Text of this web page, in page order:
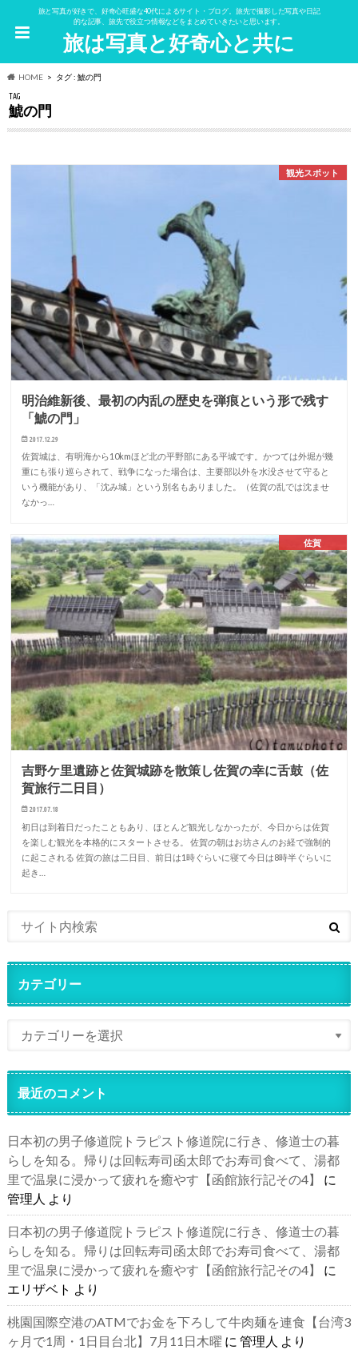
旅と写真が好きで、好奇心旺盛な40代によるサイト・ブログ。旅先で撮影した写真や日記
的な記事、旅先で役立つ情報などをまとめていきたいと思います。
旅は写真と好奇心と共に
HOME タグ : 鯱の門
TAG
鯱の門
観光スポット
明治維新後、最初の内乱の歴史を弾痕という形で残す
「鯱の門」
2017.12.29
佐賀城は、有明海から10kmほど北の平野部にある平城です。かつては外堀が幾
重にも張り巡らされて、戦争になった場合は、主要部以外を水没させて守ると
いう機能があり、「沈み城」という別名もありました。（佐賀の乱では沈ませ
なかっ…
佐賀
吉野ケ里遺跡と佐賀城跡を散策し佐賀の幸に舌鼓（佐
賀旅行二日目）
2017.07.18
初日は到着日だったこともあり、ほとんど観光しなかったが、今日からは佐賀
を楽しむ観光を本格的にスタートさせる。 佐賀の朝はお坊さんのお経で強制的
に起こされる 佐賀の旅は二日目、前日は1時ぐらいに寝て今日は8時半ぐらいに
起き…
カテゴリー
最近のコメント
日本初の男子修道院トラピスト修道院に行き、修道士の暮
らしを知る。帰りは回転寿司函太郎でお寿司食べて、湯都
里で温泉に浸かって疲れを癒やす【函館旅行記その4】
に
管理人 より
日本初の男子修道院トラピスト修道院に行き、修道士の暮
らしを知る。帰りは回転寿司函太郎でお寿司食べて、湯都
里で温泉に浸かって疲れを癒やす【函館旅行記その4】
に
エリザベト より
桃園国際空港のATMでお金を下ろして牛肉麺を連食【台湾3
ヶ月で1周・1日目台北】7月11日木曜 に 管理人 より